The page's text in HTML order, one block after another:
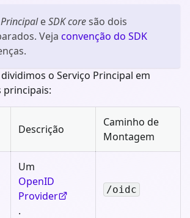
eSDK coresão dois
Veja convenção do SDK
o Serviço Principal em
Descrição
Caminho de
Montagem
Um
OpenID
Provider
.
/oidc